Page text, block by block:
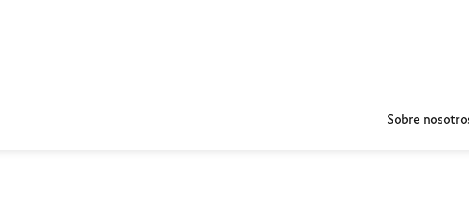
Sobre